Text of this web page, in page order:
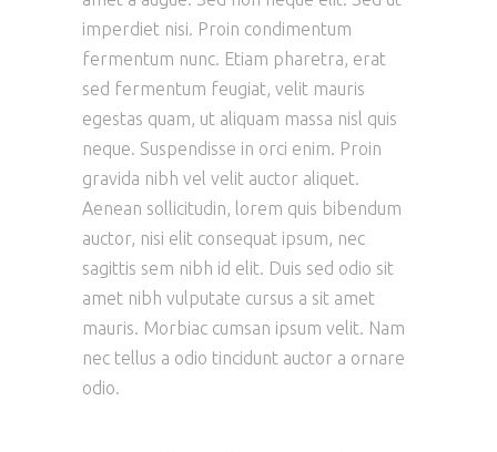
imperdiet nisi. Proin condimentum
fermentum nunc. Etiam pharetra, erat
sed fermentum feugiat, velit mauris
egestas quam, ut aliquam massa nisl quis
neque. Suspendisse in orci enim. Proin
gravida nibh vel velit auctor aliquet.
Aenean sollicitudin, lorem quis bibendum
auctor, nisi elit consequat ipsum, nec
sagittis sem nibh id elit. Duis sed odio sit
amet nibh vulputate cursus a sit amet
mauris. Morbiac cumsan ipsum velit. Nam
nec tellus a odio tincidunt auctor a ornare
odio.